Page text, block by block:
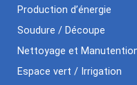
Production d’énergie
Soudure / Découpe
Nettoyage et
Espace vert / Irrigation